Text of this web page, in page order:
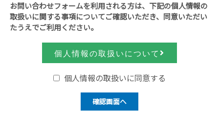
お問い合わせフォームを利用される方は、下記の個人情報の
取扱いに関する事項についてご確認いただき、同意いただい
たうえでご利用ください。
個人情報の取扱いについて
個人情報の取扱いに同意する